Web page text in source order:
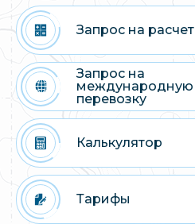
Запрос на расчет
Запрос на
международную
перевозку
Калькулятор
Тарифы